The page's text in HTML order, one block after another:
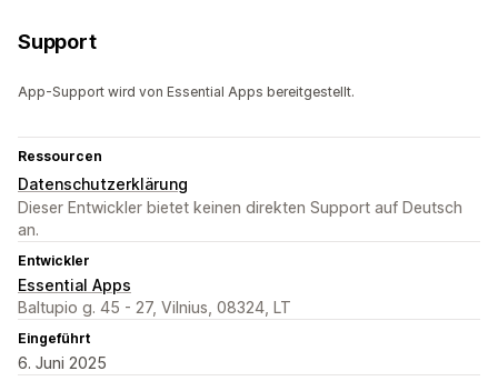
Support
App-Support wird von Essential Apps bereitgestellt.
Ressourcen
Datenschutzerklärung
Dieser Entwickler bietet keinen direkten Support auf Deutsch
an.
Entwickler
Essential Apps
Baltupio g. 45 - 27, Vilnius, 08324, LT
Eingeführt
6. Juni 2025